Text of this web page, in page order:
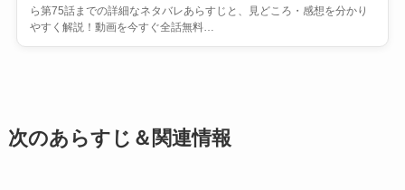
ら第75話までの詳細なネタバレあらすじと、見どころ・感想を分かり
やすく解説！動画を今すぐ全話無料…
次のあらすじ＆関連情報